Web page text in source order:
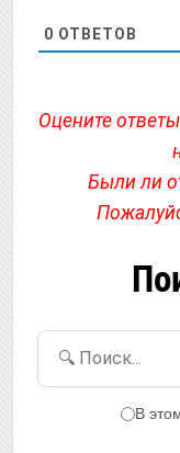
0 ОТВЕТОВ
Оцените
Были ли
🔍 Поиск...
В